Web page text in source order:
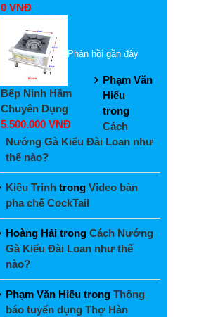
0 VNĐ
Bếp Ninh Hầm
Chuyên Dụng
5.500.000 VNĐ
Phản hồi gần đây
Phạm Văn
Hiếu
trong
Cách
Nướng Gà Kiểu Đài Loan như
thế nào?
Kiều Trinh trong Video bàn
pha chế CockTail
Hoàng Hải trong Cách Nướng
Gà Kiểu Đài Loan như thế
nào?
Phạm Văn Hiếu trong Thông
báo tuyển dụng Thợ Hàn